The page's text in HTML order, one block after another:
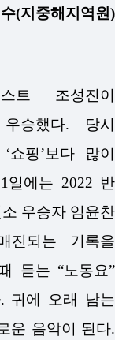
(지중해지역원)
트 조성진이
승했다. 당시
핑’보다 많이
일에는 2022 반
우승자 임윤찬
진되는 기록을
듣는 “노동요”
귀에 오래 남는
운 음악이 된다.